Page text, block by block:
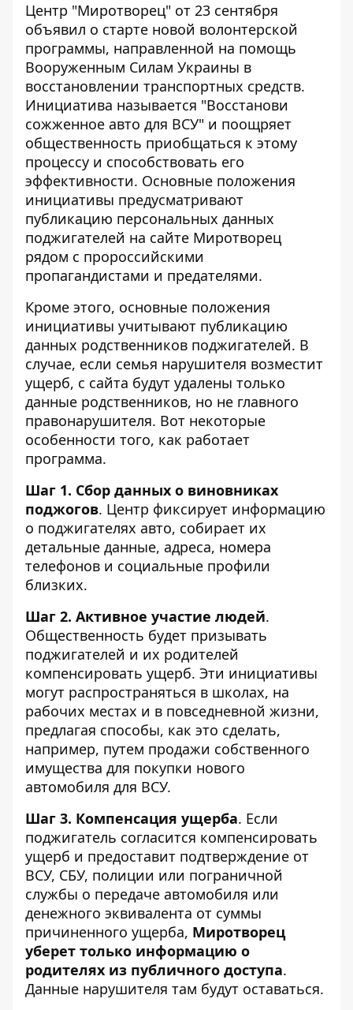
Центр "Миротворец" от 23 сентября
объявил о старте новой волонтерской
программы, направленной на помощь
Вооруженным Силам Украины в
восстановлении транспортных средств.
Инициатива называется "Восстанови
сожженное авто для ВСУ" и поощряет
общественность приобщаться к этому
процессу и способствовать его
эффективности. Основные положения
инициативы предусматривают
публикацию персональных данных
поджигателей на сайте Миротворец
рядом с пророссийскими
пропагандистами и предателями.
Кроме этого, основные положения
инициативы учитывают публикацию
данных родственников поджигателей. В
случае, если семья нарушителя возместит
ущерб, с сайта будут удалены только
данные родственников, но не главного
правонарушителя. Вот некоторые
особенности того, как работает
программа.
Шаг 1. Сбор данных о виновниках
поджогов. Центр фиксирует информацию
о поджигателях авто, собирает их
детальные данные, адреса, номера
телефонов и социальные профили
близких.
Шаг 2. Активное участие людей.
Общественность будет призывать
поджигателей и их родителей
компенсировать ущерб. Эти инициативы
могут распространяться в школах, на
рабочих местах и ​​в повседневной жизни,
предлагая способы, как это сделать,
например, путем продажи собственного
имущества для покупки нового
автомобиля для ВСУ.
Шаг 3. Компенсация ущерба. Если
поджигатель согласится компенсировать
ущерб и предоставит подтверждение от
ВСУ, СБУ, полиции или пограничной
службы о передаче автомобиля или
денежного эквивалента от суммы
причиненного ущерба, Миротворец
уберет только информацию о
родителях из публичного доступа.
Данные нарушителя там будут оставаться.